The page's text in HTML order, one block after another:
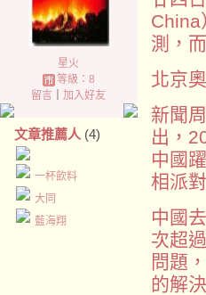
星火
等級：8
留言 ｜加入好友
文章推薦人 (4)
一杯飲料
大同
藍海翔
China
測，
北京
新聞
出，
中國
相派對
中國
次超
問題
的解